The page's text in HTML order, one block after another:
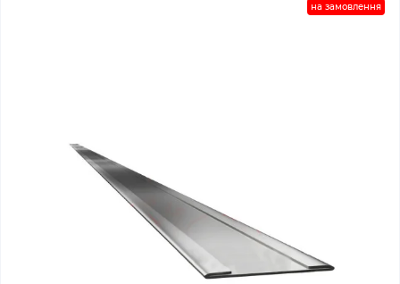
на замовлення